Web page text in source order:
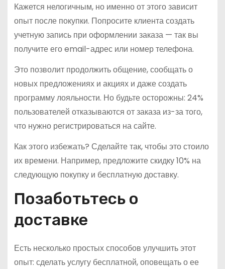
Кажется нелогичным, но именно от этого зависит
опыт после покупки. Попросите клиента создать
учетную запись при оформлении заказа — так вы
получите его email-адрес или номер телефона.
Это позволит продолжить общение, сообщать о
новых предложениях и акциях и даже создать
программу лояльности. Но будьте осторожны: 24%
пользователей отказываются от заказа из-за того,
что нужно регистрироваться на сайте.
Как этого избежать? Сделайте так, чтобы это стоило
их времени. Например, предложите скидку 10% на
следующую покупку и бесплатную доставку.
Позаботьтесь о
доставке
Есть несколько простых способов улучшить этот
опыт: сделать услугу бесплатной, оповещать о ее